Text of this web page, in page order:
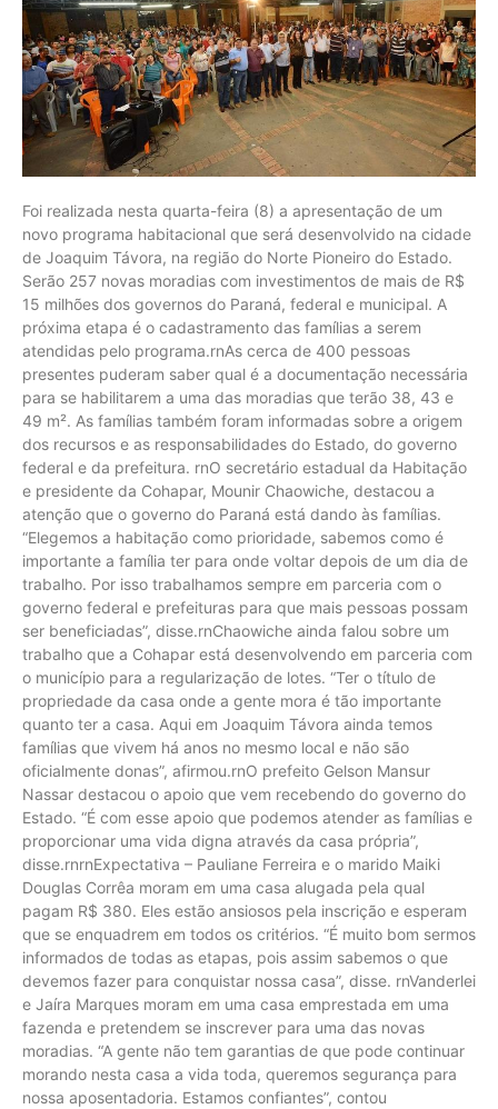
Foi realizada nesta quarta-feira (8) a apresentação de um
novo programa habitacional que será desenvolvido na cidade
de Joaquim Távora, na região do Norte Pioneiro do Estado.
Serão 257 novas moradias com investimentos de mais de R$
15 milhões dos governos do Paraná, federal e municipal. A
próxima etapa é o cadastramento das famílias a serem
atendidas pelo programa.rnAs cerca de 400 pessoas
presentes puderam saber qual é a documentação necessária
para se habilitarem a uma das moradias que terão 38, 43 e
49 m². As famílias também foram informadas sobre a origem
dos recursos e as responsabilidades do Estado, do governo
federal e da prefeitura. rnO secretário estadual da Habitação
e presidente da Cohapar, Mounir Chaowiche, destacou a
atenção que o governo do Paraná está dando às famílias.
“Elegemos a habitação como prioridade, sabemos como é
importante a família ter para onde voltar depois de um dia de
trabalho. Por isso trabalhamos sempre em parceria com o
governo federal e prefeituras para que mais pessoas possam
ser beneficiadas”, disse.rnChaowiche ainda falou sobre um
trabalho que a Cohapar está desenvolvendo em parceria com
o município para a regularização de lotes. “Ter o título de
propriedade da casa onde a gente mora é tão importante
quanto ter a casa. Aqui em Joaquim Távora ainda temos
famílias que vivem há anos no mesmo local e não são
oficialmente donas”, afirmou.rnO prefeito Gelson Mansur
Nassar destacou o apoio que vem recebendo do governo do
Estado. “É com esse apoio que podemos atender as famílias e
proporcionar uma vida digna através da casa própria”,
disse.rnrnExpectativa – Pauliane Ferreira e o marido Maiki
Douglas Corrêa moram em uma casa alugada pela qual
pagam R$ 380. Eles estão ansiosos pela inscrição e esperam
que se enquadrem em todos os critérios. “É muito bom sermos
informados de todas as etapas, pois assim sabemos o que
devemos fazer para conquistar nossa casa”, disse. rnVanderlei
e Jaíra Marques moram em uma casa emprestada em uma
fazenda e pretendem se inscrever para uma das novas
moradias. “A gente não tem garantias de que pode continuar
morando nesta casa a vida toda, queremos segurança para
nossa aposentadoria. Estamos confiantes”, contou